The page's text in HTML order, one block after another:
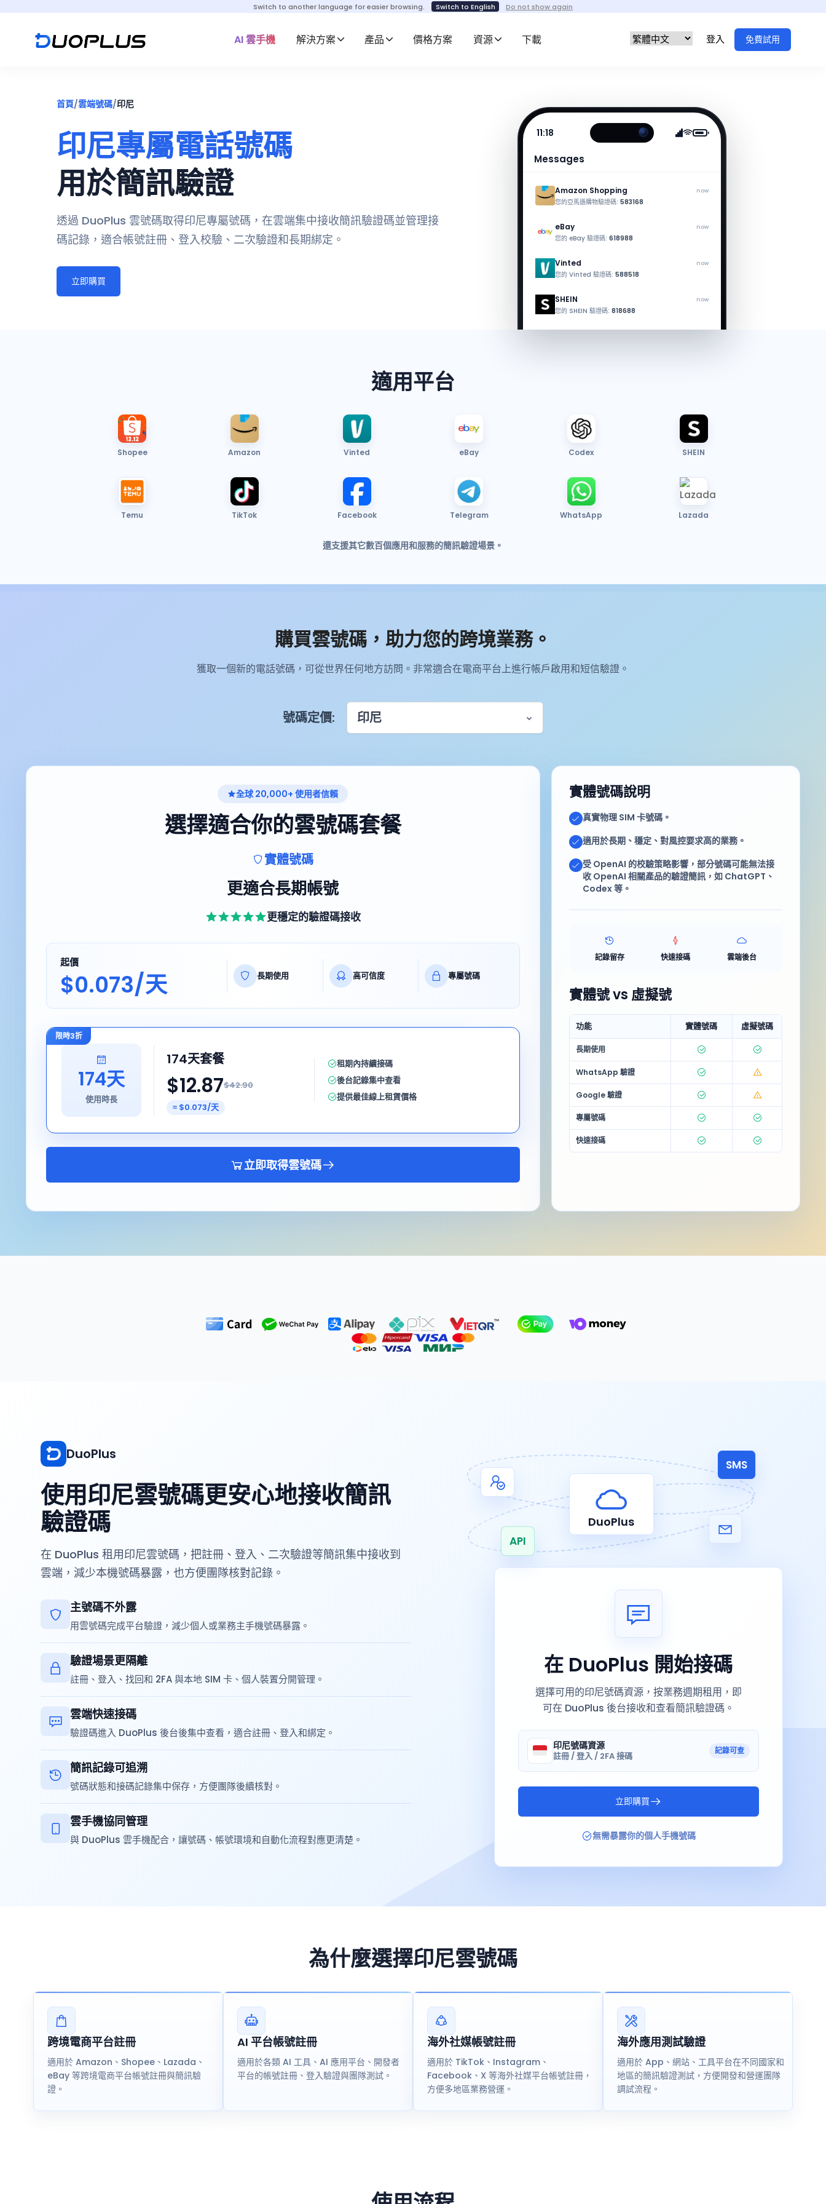
Switch to another language for easier browsing. Switch to English Do not show again
AI 雲手機 解決方案 產品 價格方案 資源 下載 登入 免費試用
首頁/雲端號碼/印尼
印尼專屬電話號碼
用於簡訊驗證
透過 DuoPlus 雲號碼取得印尼專屬號碼，在雲端集中接收簡訊驗證碼並管理接
碼記錄，適合帳號註冊、登入校驗、二次驗證和長期綁定。
立即購買
11:18
Messages
Amazon Shopping now
您的亞馬遜購物驗證碼: 583168
eBay now
您的 eBay 驗證碼: 618988
Vinted now
您的 Vinted 驗證碼: 588518
SHEIN now
您的 SHEIN 驗證碼: 818688
適用平台
Shopee Amazon Vinted eBay Codex SHEIN
Temu TikTok Facebook Telegram WhatsApp Lazada
還支援其它數百個應用和服務的簡訊驗證場景。
購買雲號碼，助力您的跨境業務。
獲取一個新的電話號碼，可從世界任何地方訪問。非常適合在電商平台上進行帳戶啟用和短信驗證。
號碼定價: 印尼
全球 20,000+ 使用者信賴
選擇適合你的雲號碼套餐
實體號碼
更適合長期帳號
更穩定的驗證碼接收
起價
$0.073/天 長期使用 高可信度 專屬號碼
限時3折
174天
使用時長
174天套餐
$12.87$42.90
≈ $0.073/天
租期內持續接碼
後台記錄集中查看
提供最佳線上租賃價格
立即取得雲號碼
實體號碼說明
真實物理 SIM 卡號碼。
適用於長期、穩定、對風控要求高的業務。
受 OpenAI 的校驗策略影響，部分號碼可能無法接
收 OpenAI 相關產品的驗證簡訊，如 ChatGPT、
Codex 等。
記錄留存 快速接碼 雲端後台
實體號 vs 虛擬號
功能 實體號碼 虛擬號碼
長期使用
WhatsApp 驗證
Google 驗證
專屬號碼
快速接碼
DuoPlus
使用印尼雲號碼更安心地接收簡訊
驗證碼
在 DuoPlus 租用印尼雲號碼，把註冊、登入、二次驗證等簡訊集中接收到
雲端，減少本機號碼暴露，也方便團隊核對記錄。
主號碼不外露
用雲號碼完成平台驗證，減少個人或業務主手機號碼暴露。
驗證場景更隔離
註冊、登入、找回和 2FA 與本地 SIM 卡、個人裝置分開管理。
雲端快速接碼
驗證碼進入 DuoPlus 後台後集中查看，適合註冊、登入和綁定。
簡訊記錄可追溯
號碼狀態和接碼記錄集中保存，方便團隊後續核對。
雲手機協同管理
與 DuoPlus 雲手機配合，讓號碼、帳號環境和自動化流程對應更清楚。
SMS
API
DuoPlus
在 DuoPlus 開始接碼
選擇可用的印尼號碼資源，按業務週期租用，即
可在 DuoPlus 後台接收和查看簡訊驗證碼。
🇮🇩 印尼號碼資源
註冊 / 登入 / 2FA 接碼 記錄可查
立即購買
無需暴露你的個人手機號碼
為什麼選擇印尼雲號碼
跨境電商平台註冊
適用於 Amazon、Shopee、Lazada、
eBay 等跨境電商平台帳號註冊與簡訊驗
證。
AI 平台帳號註冊
適用於各類 AI 工具、AI 應用平台、開發者
平台的帳號註冊、登入驗證與團隊測試。
海外社媒帳號註冊
適用於 TikTok、Instagram、
Facebook、X 等海外社媒平台帳號註冊，
方便多地區業務營運。
海外應用測試驗證
適用於 App、網站、工具平台在不同國家和
地區的簡訊驗證測試，方便開發和營運團隊
調試流程。